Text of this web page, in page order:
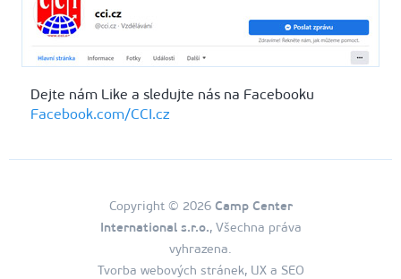
Dejte nám Like a sledujte nás na Facebooku
Facebook.com/CCI.cz
Copyright © 2026 Camp Center
International s.r.o., Všechna práva
vyhrazena.
Tvorba webových stránek, UX a SEO